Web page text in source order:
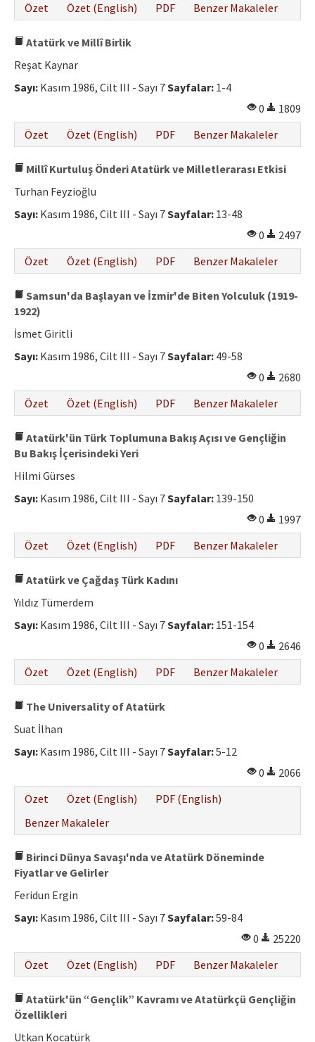
Özet
Özet (English) PDF Benzer Makaleler
Atatürk ve Millî Birlik
Reşat Kaynar
Sayı: Kasım 1986, Cilt III - Sayı 7Sayfalar: 1-4
0
1809
Özet
Özet (English) PDF Benzer Makaleler
Millî Kurtuluş Önderi Atatürk ve Milletlerarası Etkisi
Turhan Feyzioğlu
Sayı: Kasım 1986, Cilt III - Sayı 7Sayfalar: 13-48
0
2497
Özet
Özet (English) PDF Benzer Makaleler
Samsun'da Başlayan ve İzmir'de Biten Yolculuk (1919-
1922)
İsmet Giritli
Sayı: Kasım 1986, Cilt III - Sayı 7Sayfalar: 49-58
0
2680
Özet
Özet (English) PDF Benzer Makaleler
Atatürk'ün Türk Toplumuna Bakış Açısı ve Gençliğin
Bu Bakış İçerisindeki Yeri
Hilmi Gürses
Sayı: Kasım 1986, Cilt III - Sayı 7Sayfalar: 139-150
0
1997
Özet
Özet (English) PDF Benzer Makaleler
Atatürk ve Çağdaş Türk Kadını
Yıldız Tümerdem
Sayı: Kasım 1986, Cilt III - Sayı 7Sayfalar: 151-154
0
2646
Özet
Özet (English) PDF Benzer Makaleler
The Universality of Atatürk
Suat İlhan
Sayı: Kasım 1986, Cilt III - Sayı 7Sayfalar:5-12
0
2066
Özet
Özet (English)
PDF (English)
Benzer Makaleler
Birinci Dünya Savaşı'nda ve Atatürk Döneminde
Fiyatlar ve Gelirler
Feridun Ergin
Sayı: Kasım 1986, Cilt III - Sayı 7Sayfalar:59-84
0
25220
Özet
Özet (English) PDF Benzer Makaleler
Atatürk'ün “Gençlik” Kavramı ve Atatürkçü Gençliğin
Özellikleri
Utkan Kocatürk